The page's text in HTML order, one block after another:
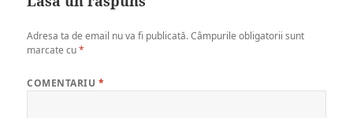
Adresa ta de email nu va fi publicată. Câmpurile obligatorii sunt
marcate cu*
COMENTARIU *